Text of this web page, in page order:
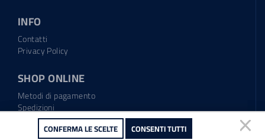
INFO
Contatti
Privacy Policy
SHOP ONLINE
Metodi di pagamento
Spedizioni
Regolamento garanzia
Diritto di recesso
CONFERMA LE SCELTE CONSENTI TUTTI
CONFERMA LE SCELTE CONSENTI TUTTI